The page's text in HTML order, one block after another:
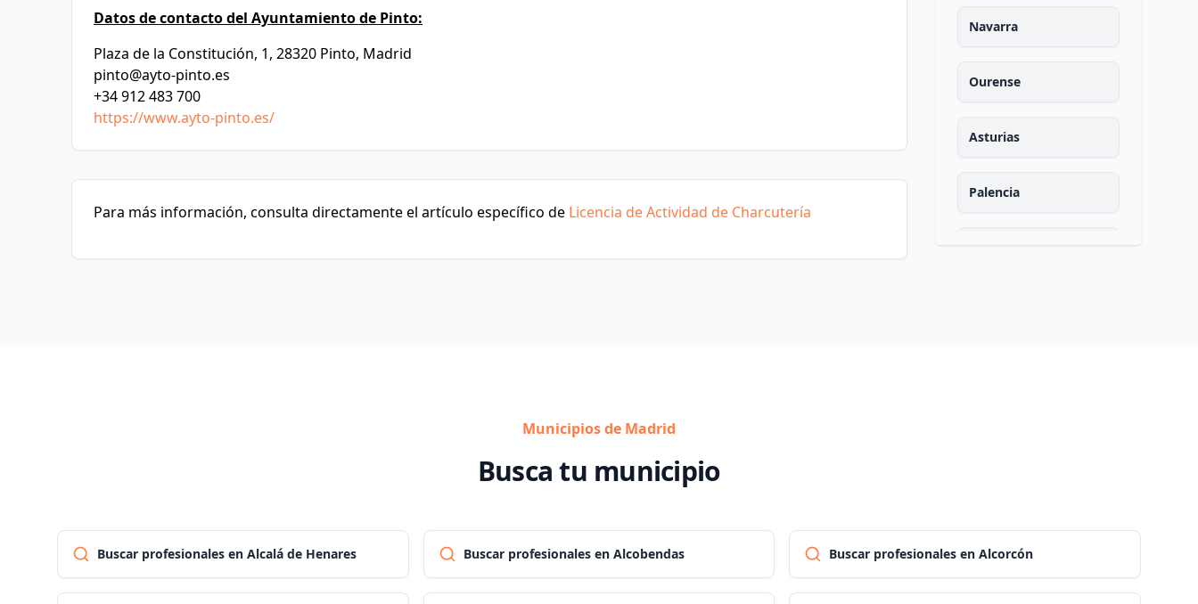
Datos de contacto del Ayuntamiento de Pinto:
Plaza de la Constitución, 1, 28320 Pinto, Madrid
pinto@ayto-pinto.es
+34 912 483 700
https://www.ayto-pinto.es/
Para más información, consulta directamente el artículo específico de Licencia de Actividad de Charcutería
Navarra
Ourense
Asturias
Palencia
Sevilla
Municipios de Madrid
Busca tu municipio
Buscar profesionales en Alcalá de Henares Buscar profesionales en Alcobendas Buscar profesionales en Alcorcón